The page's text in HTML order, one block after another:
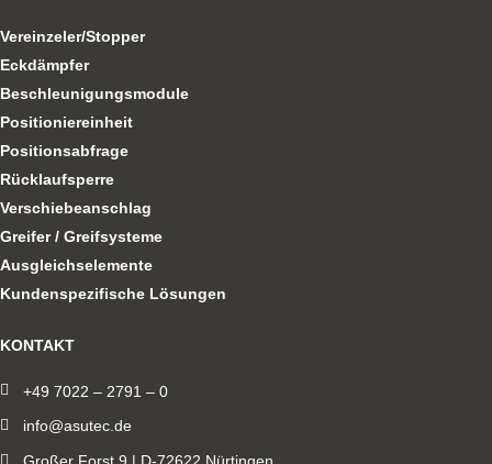
Vereinzeler/Stopper
Eckdämpfer
Beschleunigungsmodule
Positioniereinheit
Positionsabfrage
Rücklaufsperre
Verschiebeanschlag
Greifer / Greifsysteme
Ausgleichselemente
Kundenspezifische Lösungen
KONTAKT
+49 7022 – 2791 – 0
info@asutec.de
Großer Forst 9 | D-72622 Nürtingen